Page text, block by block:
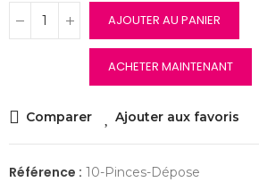
AJOUTER AU PANIER
ACHETER MAINTENANT
Comparer Ajouter aux favoris
Référence : 10-Pinces-Dépose